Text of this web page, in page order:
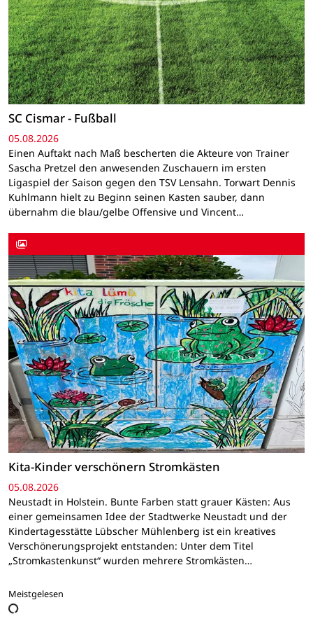
SC Cismar - Fußball
05.08.2026
Einen Auftakt nach Maß bescherten die Akteure von Trainer
Sascha Pretzel den anwesenden Zuschauern im ersten
Ligaspiel der Saison gegen den TSV Lensahn. Torwart Dennis
Kuhlmann hielt zu Beginn seinen Kasten sauber, dann
übernahm die blau/gelbe Offensive und Vincent…
Kita-Kinder verschönern Stromkästen
05.08.2026
Neustadt in Holstein. Bunte Farben statt grauer Kästen: Aus
einer gemeinsamen Idee der Stadtwerke Neustadt und der
Kindertagesstätte Lübscher Mühlenberg ist ein kreatives
Verschönerungsprojekt entstanden: Unter dem Titel
„Stromkastenkunst“ wurden mehrere Stromkästen…
Meistgelesen